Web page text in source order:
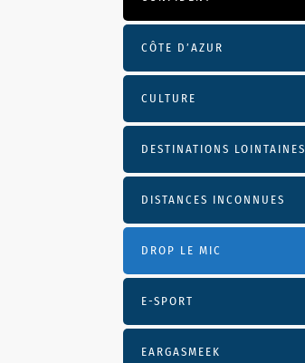
CÔTE D’AZUR
CULTURE
DESTINATIONS LOINTAINES
DISTANCES INCONNUES
DROP LE MIC
E-SPORT
EARGASMEEK